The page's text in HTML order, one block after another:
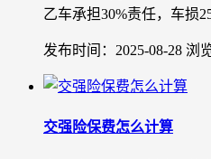
乙车承担30%责任，车损
发布时间：2025-08-28 浏
交强险保费怎么计算